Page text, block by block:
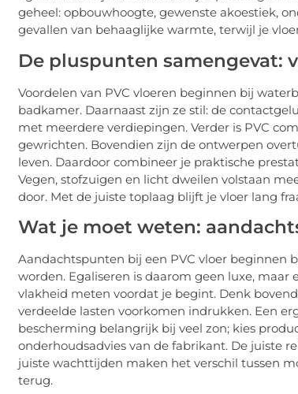
geheel: opbouwhoogte, gewenste akoestiek,
gevallen van behaaglijke warmte, terwijl je
De pluspunten samengevat:
Voordelen van PVC vloeren beginnen bij
badkamer. Daarnaast zijn ze stil: de
met meerdere verdiepingen. Verder is PVC
gewrichten. Bovendien zijn de ontwerpen
leven. Daardoor combineer je praktische
Vegen, stofzuigen en licht dweilen volstaan
door. Met de juiste toplaag blijft je vloer lang
Wat je moet weten:
Aandachtspunten bij een PVC vloer beginnen
worden. Egaliseren is daarom geen luxe,
vlakheid meten voordat je begint. Denk
verdeelde lasten voorkomen indrukken. Een
bescherming belangrijk bij veel zon; kies
onderhoudsadvies van de fabrikant. De juiste
juiste wachttijden maken het verschil tussen
terug.